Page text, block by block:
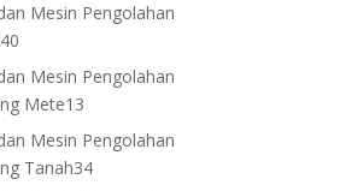
Mesin Pengolahan
40
products
Mesin Pengolahan
Mete13
products
Mesin Pengolahan
Tanah3434